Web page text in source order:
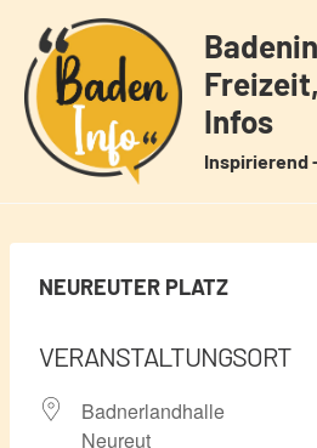
Inhalt
springen
Infos
Inspirierend
NEUREUTER PLATZ
VERANSTALTUNGSORT
Badnerlandhalle
Neureut